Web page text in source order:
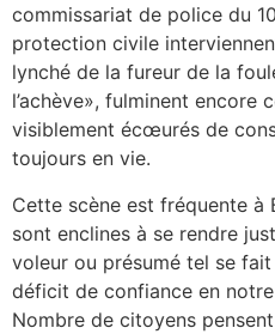
commissariat de police du
protection civile
lynché de la fureur de la
l’achève», fulminent encore
visiblement écœurés de
toujours en vie.
Cette scène est fréquente à
sont enclines à se rendre
voleur ou présumé tel se
déficit de confiance en
Nombre de citoyens